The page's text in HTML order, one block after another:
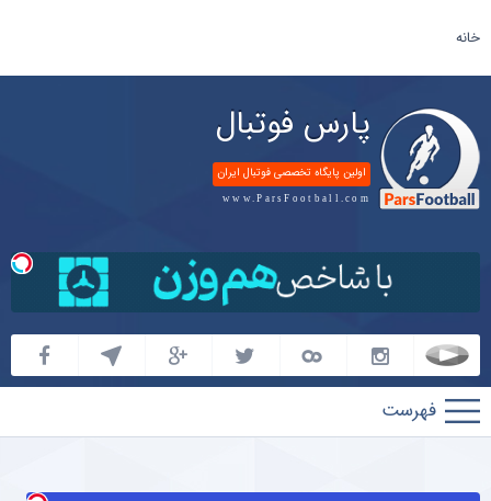
خانه
پارس فوتبال
اولین پایگاه تخصصی فوتبال ایران
www.ParsFootball.com
پارس
فوتبال